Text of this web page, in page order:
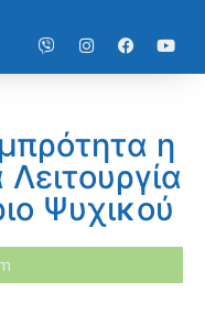
η
Ψυχικού